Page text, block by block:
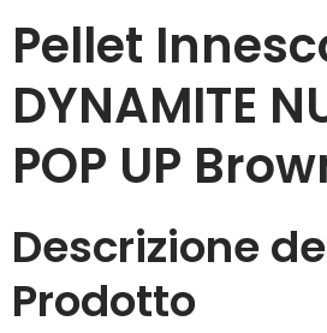
Pellet
DYNAMITE
POP UP
Descrizione
Prodotto